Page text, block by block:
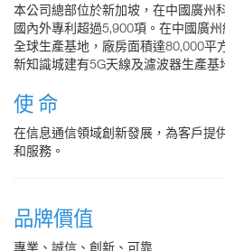
本公司總部位於新加坡，在中國廣州
國內外專利超過5,900項。在中國廣
全球生產基地，廠房面積達80,000平
新知識城建有5G天線及濾波器生產基
使 命
在信息通信領域創新發展，為客戶提
和服務。
品牌價值
專業、誠信、創新、可靠